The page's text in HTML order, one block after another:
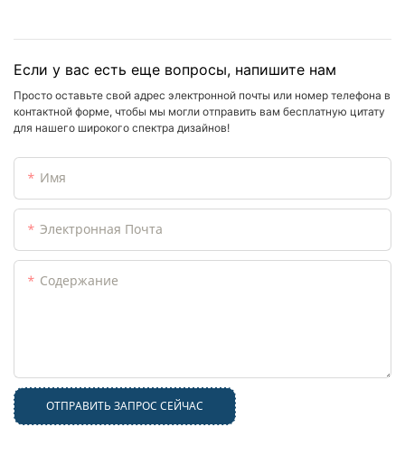
Если у вас есть еще вопросы, напишите нам
Просто оставьте свой адрес электронной почты или номер телефона в
контактной форме, чтобы мы могли отправить вам бесплатную цитату
для нашего широкого спектра дизайнов!
Имя
Электронная Почта
Содержание
ОТПРАВИТЬ ЗАПРОС СЕЙЧАС